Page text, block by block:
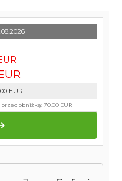
EUR
przed obniżką:70.00 EUR